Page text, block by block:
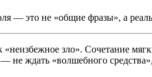
— это не «общие фразы», а
зло». Сочетание
ждать «волшебного